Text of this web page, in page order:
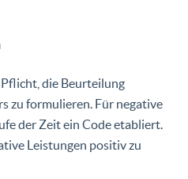
die Beurteilung
zu formulieren. Für negative
der Zeit ein Code etabliert.
Leistungen positiv zu